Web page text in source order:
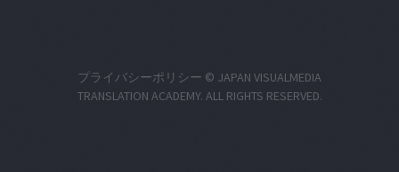
プライバシーポリシー © JAPAN VISUALMEDIA
TRANSLATION ACADEMY. ALL RIGHTS RESERVED.